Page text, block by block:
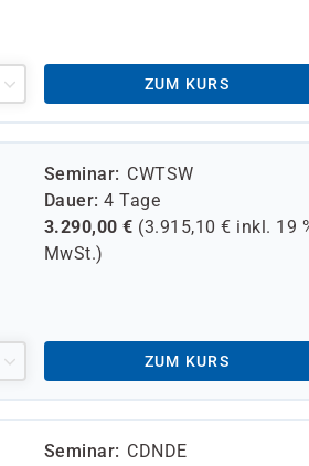
ZUM KURS
Seminar
CWTSW
Dauer 4 Tage
3.290,00 € (3.915,10 € inkl. 19
MwSt.)
ZUM KURS
Seminar
CDNDE